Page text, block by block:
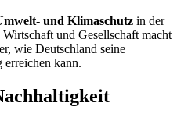
und Klimaschutz in der
und Gesellschaft macht
wie Deutschland seine
erreichen kann.